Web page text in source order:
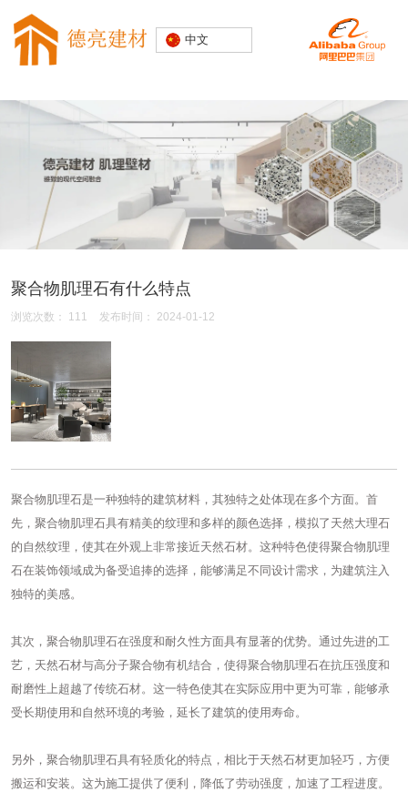
装饰建材
中文
聚合物肌理石有什么特点
浏览次数： 111 发布时间： 2024-01-12
聚合物肌理石是一种独特的建筑材料，其独特之处体现在多个方面。首
先，聚合物肌理石具有精美的纹理和多样的颜色选择，模拟了天然大理石
的自然纹理，使其在外观上非常接近天然石材。这种特色使得聚合物肌理
石在装饰领域成为备受追捧的选择，能够满足不同设计需求，为建筑注入
独特的美感。
其次，聚合物肌理石在强度和耐久性方面具有显著的优势。通过先进的工
艺，天然石材与高分子聚合物有机结合，使得聚合物肌理石在抗压强度和
耐磨性上超越了传统石材。这一特色使其在实际应用中更为可靠，能够承
受长期使用和自然环境的考验，延长了建筑的使用寿命。
另外，聚合物肌理石具有轻质化的特点，相比于天然石材更加轻巧，方便
搬运和安装。这为施工提供了便利，降低了劳动强度，加速了工程进度。